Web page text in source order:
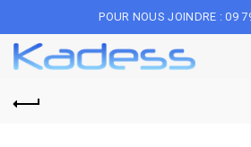
POUR NOUS JOINDRE : 09